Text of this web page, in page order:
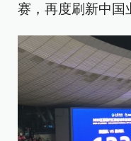
赛，再度刷新中国